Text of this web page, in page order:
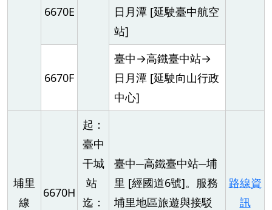
6670E
日月潭 [延駛臺中航空
站]
6670F
臺中→高鐵臺中站→
日月潭 [延駛向山行政
中心]
埔里
線
6670H
起：
臺中
干城
站
迄：
臺中─高鐵臺中站─埔
里 [經國道6號]。服務
埔里地區旅遊與接駁
路線資
訊